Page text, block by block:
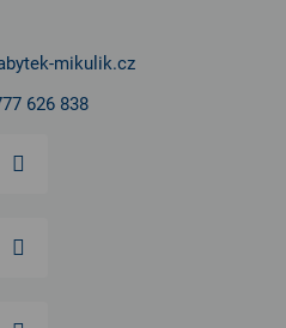
mikulik.cz
626 838